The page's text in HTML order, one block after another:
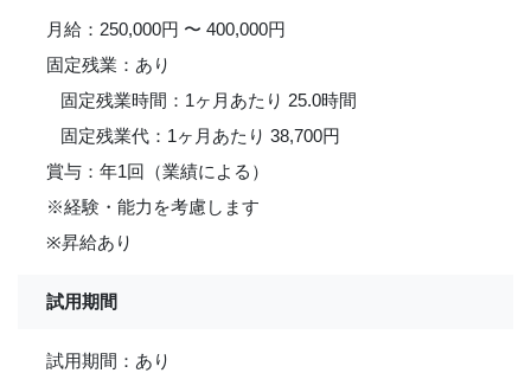
月給：250,000円 〜 400,000円
固定残業：あり
固定残業時間：1ヶ月あたり 25.0時間
固定残業代：1ヶ月あたり 38,700円
賞与：年1回（業績による）
※経験・能力を考慮します
※昇給あり
試用期間
試用期間：あり